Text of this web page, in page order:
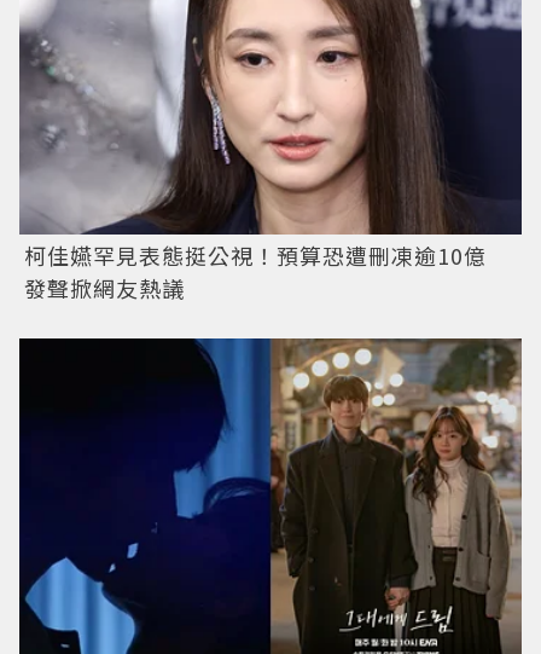
柯佳嬿罕見表態挺公視！預算恐遭刪凍逾10億
發聲掀網友熱議